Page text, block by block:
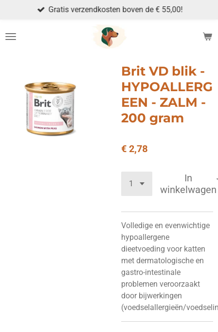
naar
Gratis verzendkosten boven de € 55,00!
Brit VD blik -
HYPOALLERG
EEN - ZALM -
200 gram
€ 2,78
In
winkelwagen
Volledige en evenwichtige
hypoallergene
dieetvoeding voor katten
met dermatologische en
gastro-intestinale
problemen veroorzaakt
door bijwerkingen
(voedselallergieën/